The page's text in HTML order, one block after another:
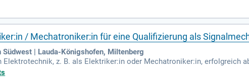
mit? Wichtig ist ein Hauptschulabschluss oder eine
des Bundes!
/ Mechatroniker:in für eine Qualifizierung als
Südwest | Lauda-Königshofen, Miltenberg
Elektrotechnik, z. B. als Elektriker:in oder Mechatroniker:in, erfolgreich
einer intensiven Einarbeitung am rollierenden Bereitschaftsdienst